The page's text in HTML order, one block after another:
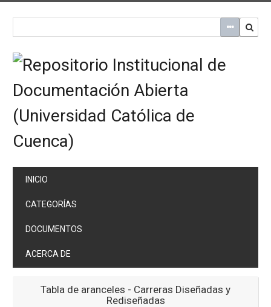
INICIO
CATEGORÍAS
DOCUMENTOS
ACERCA DE
Tabla de aranceles - Carreras Diseñadas y
Rediseñadas